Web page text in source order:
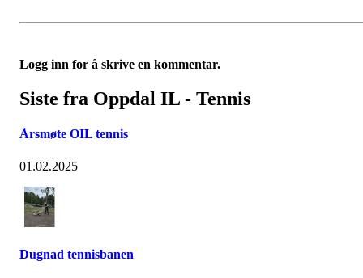
Logg inn for å skrive en kommentar.
Siste fra Oppdal IL - Tennis
Årsmøte OIL tennis
01.02.2025
Dugnad tennisbanen